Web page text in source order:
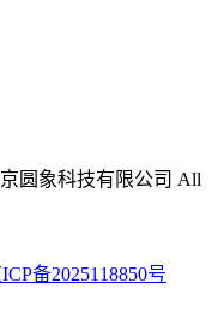
京圆象科技有限公司 All
备2025118850号